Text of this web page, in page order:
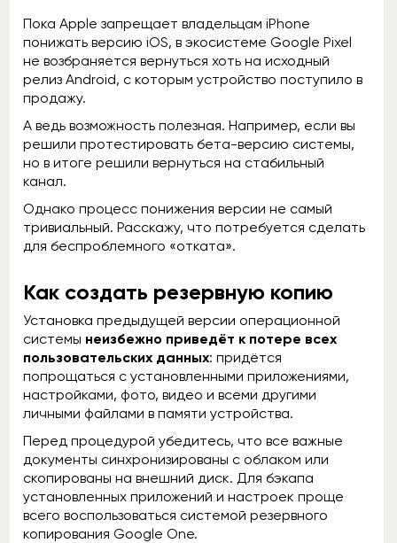
Пока Apple запрещает владельцам iPhone
понижать версию iOS, в экосистеме Google Pixel
не возбраняется вернуться хоть на исходный
релиз Android, с которым устройство поступило в
продажу.
А ведь возможность полезная. Например, если вы
решили протестировать бета-версию системы,
но в итоге решили вернуться на стабильный
канал.
Однако процесс понижения версии не самый
тривиальный. Расскажу, что потребуется сделать
для беспроблемного «отката».
Как создать резервную копию
Установка предыдущей версии операционной
системы неизбежно приведёт к потере всех
пользовательских данных: придётся
попрощаться с установленными приложениями,
настройками, фото, видео и всеми другими
личными файлами в памяти устройства.
Перед процедурой убедитесь, что все важные
документы синхронизированы с облаком или
скопированы на внешний диск. Для бэкапа
установленных приложений и настроек проще
всего воспользоваться системой резервного
копирования Google One.